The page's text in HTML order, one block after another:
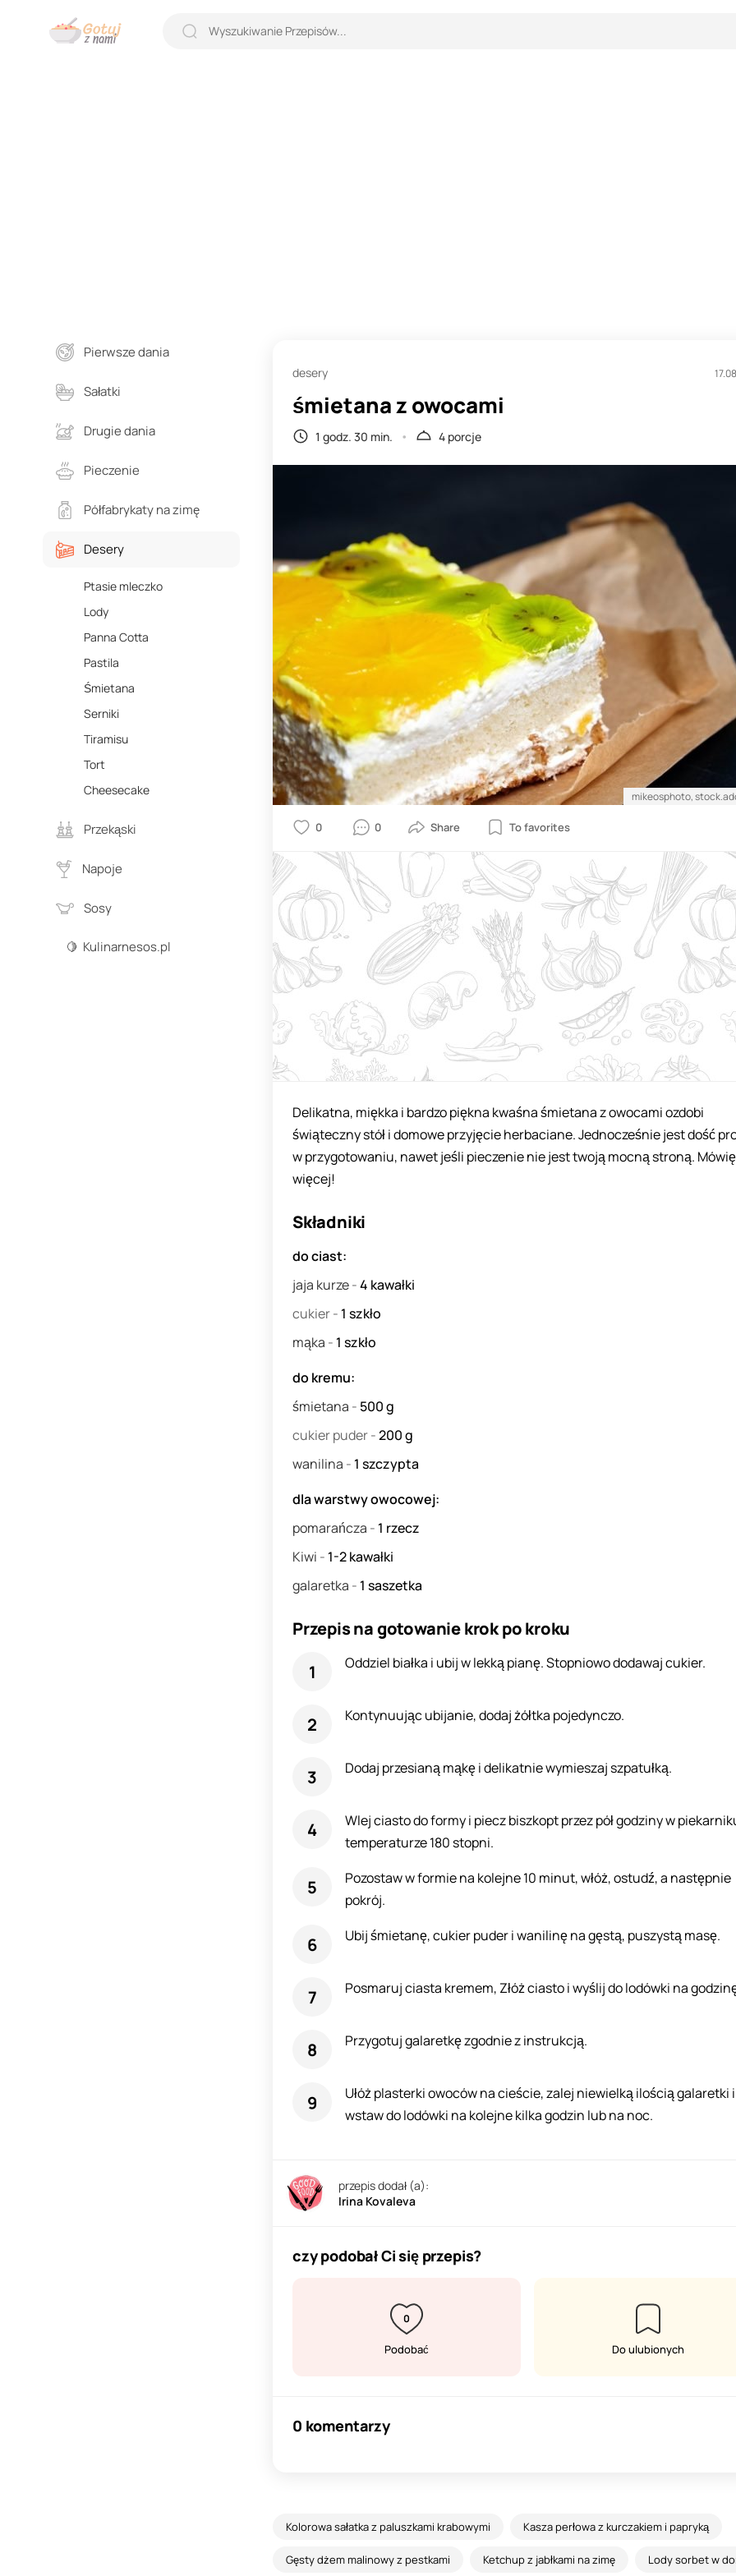
Pierwsze dania
Sałatki
Drugie dania
Pieczenie
Półfabrykaty na zimę
Desery
Ptasie mleczko
Lody
Panna Cotta
Pastila
Śmietana
Serniki
Tiramisu
Tort
Cheesecake
Przekąski
Napoje
Sosy
🍋 Kulinarnesos.pl
desery
śmietana z owocami
1 godz. 30 min. 4 porcje
mikeosphoto,
0 0
Delikatna, miękka i bardzo piękna kwaśna śmietana z owocami ozdobi
świąteczny stół i domowe przyjęcie herbaciane. Jednocześnie jest dość
w przygotowaniu, nawet jeśli pieczenie nie jest twoją mocną stroną. Mówię
więcej!
Składniki
do ciast:
jaja kurze-4 kawałki
cukier- 1 szkło
mąka - 1 szkło
do kremu:
śmietana - 500g
cukier puder-200g
wanilina - 1 szczypta
dla warstwy owocowej:
pomarańcza - 1 rzecz
Kiwi - 1-2kawałki
galaretka - 1 saszetka
Przepis na gotowanie krok po kroku
Oddziel białka i ubij w lekką pianę. Stopniowo dodawaj cukier.
Kontynuując ubijanie, dodaj żółtka pojedynczo.
Dodaj przesianą mąkę i delikatnie wymieszaj szpatułką.
Wlej ciasto do formy i piecz biszkopt przez pół godziny w
temperaturze 180 stopni.
Pozostaw w formie na kolejne 10 minut, włóż, ostudź, a następnie
pokrój.
Ubij śmietanę, cukier puder i wanilinę na gęstą, puszystą masę.
Posmaruj ciasta kremem, Złóż ciasto i wyślij do lodówki na
Przygotuj galaretkę zgodnie z instrukcją.
Ułóż plasterki owoców na cieście, zalej niewielką ilością galaretki i
wstaw do lodówki na kolejne kilka godzin lub na noc.
przepis dodał (a):
Irina Kovaleva
czy podobał Ci się przepis?
0
Podobać Do ulubionych
0 komentarzy
Kolorowa sałatka z paluszkami krabowymi Kasza perłowa z kurczakiem i papryką
Gęsty dżem malinowy z pestkami Ketchup z jabłkami na zimę Lody sorbet w